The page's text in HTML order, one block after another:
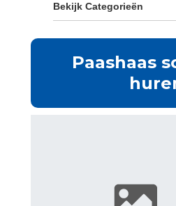
Bekijk Categorieën
Paashaas